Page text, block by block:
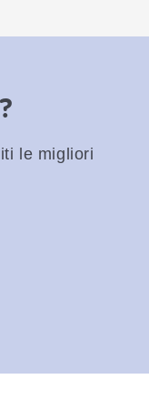
le migliori